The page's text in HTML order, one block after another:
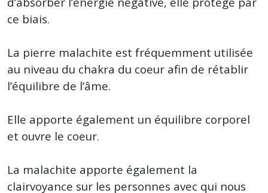
ce biais.
La pierre malachite est fréquemment utilisée
au niveau du chakra du coeur afin de rétablir
l’équilibre de l’âme.
Elle apporte également un équilibre corporel
et ouvre le coeur.
La malachite apporte également la
clairvoyance sur les personnes avec qui nous